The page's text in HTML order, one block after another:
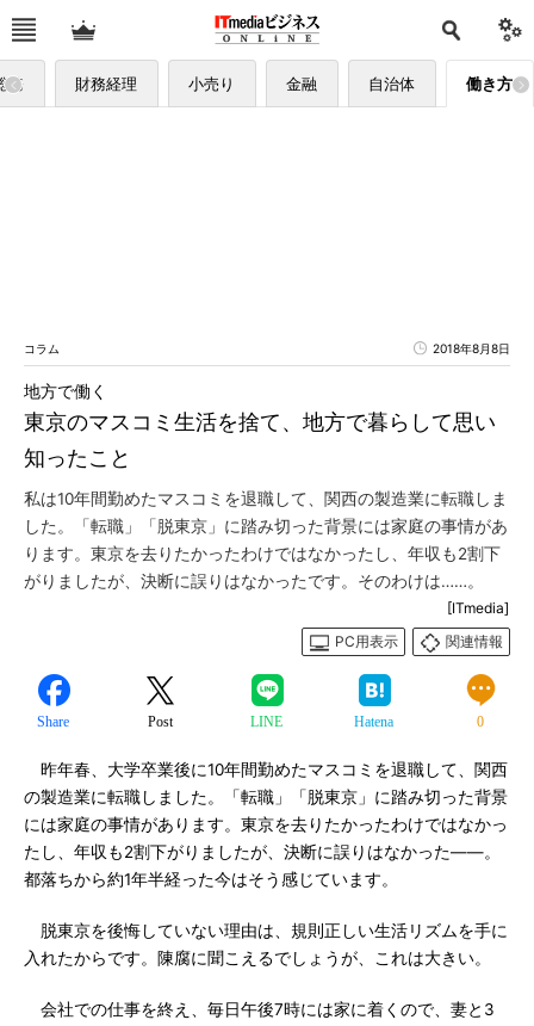
務 財務経理 小売り 金融 自治体 働き方
コラム 2018年8月8日
東京のマスコミ生活を捨て、地方で暮らして思い
知ったこと
地方で働く
私は10年間勤めたマスコミを退職して、関西の製造業に転職しま
した。「転職」「脱東京」に踏み切った背景には家庭の事情があ
ります。東京を去りたかったわけではなかったし、年収も2割下
がりましたが、決断に誤りはなかったです。そのわけは……。
[ITmedia]
PC用表示
関連情報
Share Post LINE Hatena 0
昨年春、大学卒業後に10年間勤めたマスコミを退職して、関西
の製造業に転職しました。「転職」「脱東京」に踏み切った背景
には家庭の事情があります。東京を去りたかったわけではなかっ
たし、年収も2割下がりましたが、決断に誤りはなかった――。
都落ちから約1年半経った今はそう感じています。
脱東京を後悔していない理由は、規則正しい生活リズムを手に
入れたからです。陳腐に聞こえるでしょうが、これは大きい。
会社での仕事を終え、毎日午後7時には家に着くので、妻と3